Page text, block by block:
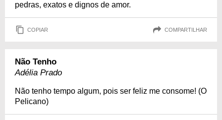
pedras, exatos e dignos de amor.
COPIAR COMPARTILHAR
Não Tenho
Adélia Prado
Não tenho tempo algum, pois ser feliz me consome! (O
Pelicano)